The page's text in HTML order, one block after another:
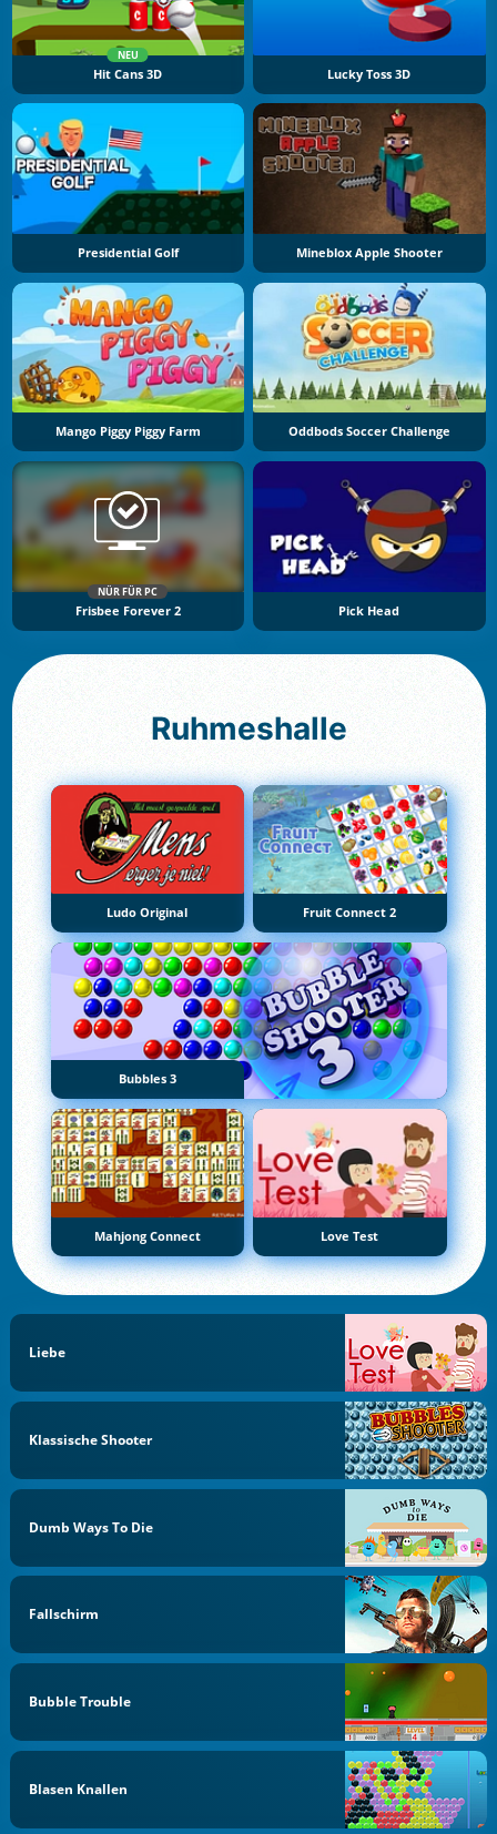
NEU
Hit Cans 3D Lucky Toss 3D
Presidential Golf Mineblox Apple Shooter
Mango Piggy Piggy Farm Oddbods Soccer Challenge
NÜR FÜR PC
Frisbee Forever 2 Pick Head
Ruhmeshalle
Ludo Original Fruit Connect 2
Bubbles 3
Mahjong Connect Love Test
Liebe
Klassische Shooter
Dumb Ways To Die
Fallschirm
Bubble Trouble
Blasen Knallen